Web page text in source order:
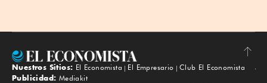
Subir
Nuestros Sitios: El Economista El Empresario
Club El Economista
Publicidad: Mediakit